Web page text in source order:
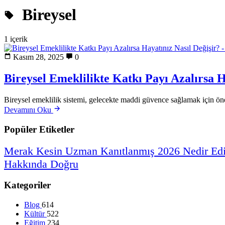
Bireysel
1 içerik
Kasım 28, 2025 0
Bireysel Emeklilikte Katkı Payı Azalırsa
Bireysel emeklilik sistemi, gelecekte maddi güvence sağlamak için
Devamını Oku
Popüler Etiketler
Merak Kesin Uzman Kanıtlanmış 2026 Nedir
Hakkında Doğru
Kategoriler
Blog 614
Kültür 522
Eğitim 234